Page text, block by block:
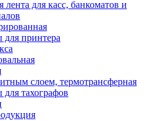
лента для касс, банкоматов и
для принтера
слоем, термотрансферная
тахографов